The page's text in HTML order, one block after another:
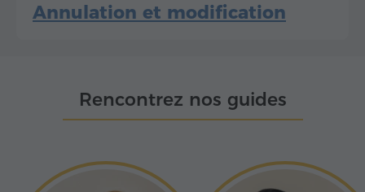
Annulation et modification
Rencontrez nos guides